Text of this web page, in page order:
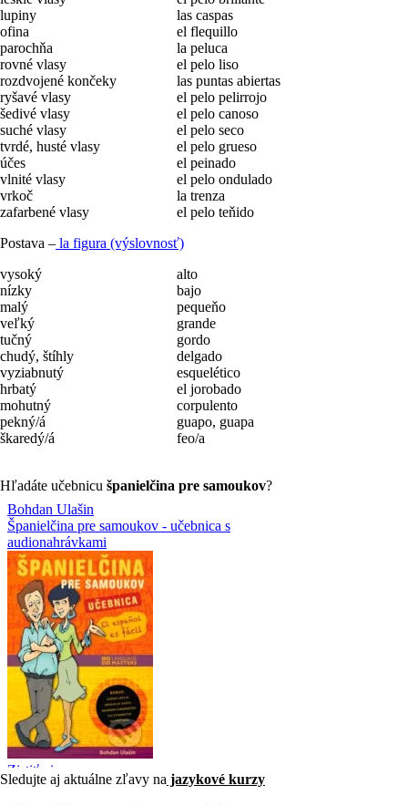
lupiny
las caspas
ofina
el flequillo
parochňa
la peluca
rovné vlasy
el pelo liso
rozdvojené končeky
las puntas abiertas
ryšavé vlasy
el pelo pelirrojo
šedivé vlasy
el pelo canoso
suché vlasy
el pelo seco
tvrdé, husté vlasy
el pelo grueso
účes
el peinado
vlnité vlasy
el pelo ondulado
vrkoč
la trenza
zafarbené vlasy
el pelo teňido
Postava – la figura (výslovnosť)
vysoký
alto
nízky
bajo
malý
pequeňo
veľký
grande
tučný
gordo
chudý, štíhly
delgado
vyziabnutý
esquelético
hrbatý
el jorobado
mohutný
corpulento
pekný/á
guapo, guapa
škaredý/á
feo/a
Hľadáte učebnicu španielčina pre samoukov?
Sledujte aj aktuálne zľavy na jazykové kurzy